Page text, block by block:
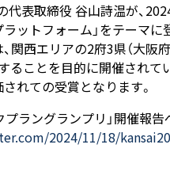
代表取締役 谷山詩温が、
ットフォーム」をテーマに
関西エリアの2府3県（大阪
ることを目的に開催され
れての受賞となります。
プラングランプリ」開催報告
2024/11/18/